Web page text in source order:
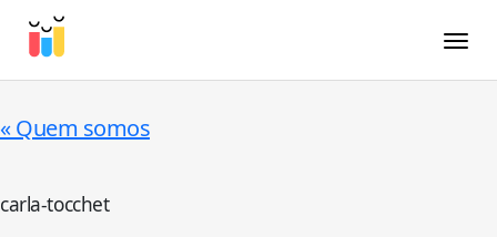
«Quem somos
carla-tocchet